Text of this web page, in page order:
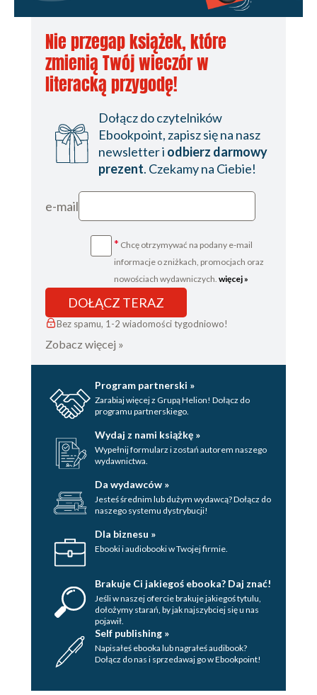
Nie przegap książek, które
zmienią Twój wieczór w
literacką przygodę!
Dołącz do czytelników
Ebookpoint, zapisz się na nasz
newsletter i odbierz darmowy
prezent. Czekamy na Ciebie!
e-mail
* Chcę otrzymywać na podany e-mail
informacje o zniżkach, promocjach oraz
nowościach wydawniczych. więcej »
DOŁĄCZ TERAZ
Bez spamu, 1-2 wiadomości tygodniowo!
Zobacz więcej »
Program partnerski »
Zarabiaj więcej z Grupą Helion! Dołącz do
programu partnerskiego.
Wydaj z nami książkę »
Wypełnij formularz i zostań autorem naszego
wydawnictwa.
Da wydawców »
Jesteś średnim lub dużym wydawcą? Dołącz do
naszego systemu dystrybucji!
Dla biznesu »
Ebooki i audiobooki w Twojej firmie.
Brakuje Ci jakiegoś ebooka? Daj znać!
Jeśli w naszej ofercie brakuje jakiegoś tytulu,
dołożymy starań, by jak najszybciej się u nas
pojawił.
Self publishing »
Napisałeś ebooka lub nagrałeś audibook?
Dołącz do nas i sprzedawaj go w Ebookpoint!